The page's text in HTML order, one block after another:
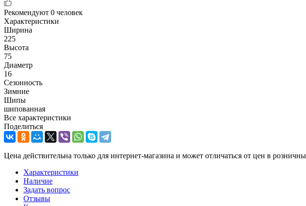
Рекомендуют 0 человек
Характеристики
Ширина
225
Высота
75
Диаметр
16
Сезонность
Зимние
Шипы
шипованная
Все характеристики
Поделиться
Цена действительна только для интернет-магазина и может отличаться от цен в
Характеристики
Наличие
Задать вопрос
Отзывы